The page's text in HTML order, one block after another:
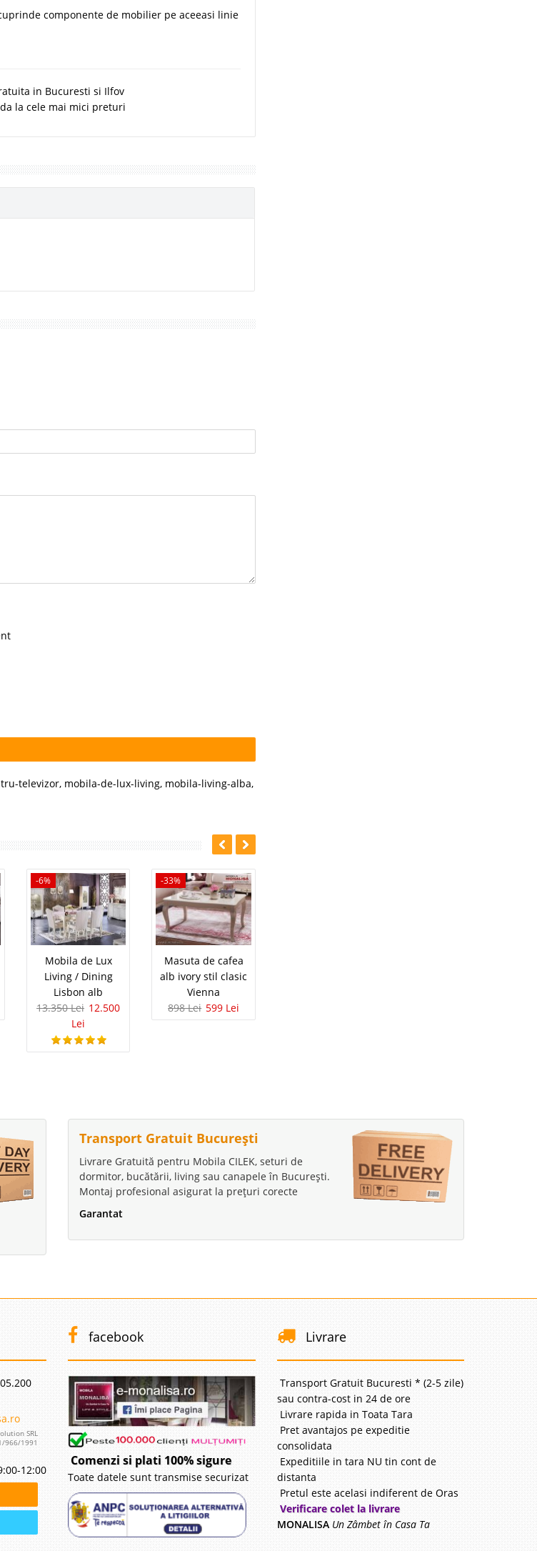
componente de mobilier pe aceeasi linie
in Bucuresti si Ilfov
la cele mai mici preturi
televizor, mobila-de-lux-living, mobila-living-alba,
-6%
Mobila de Lux
Living / Dining
Lisbon alb
13.350 Lei 12.500
Lei
-33%
Masuta de cafea
alb ivory stil clasic
Vienna
898 Lei 599 Lei
Transport Gratuit București
Livrare Gratuită pentru Mobila CILEK, seturi de
dormitor, bucătării, living sau canapele în București.
Montaj profesional asigurat la prețuri corecte
Garantat
SRL
966/1991
12:00
facebook
Comenzi si plati 100% sigure
Toate datele sunt transmise securizat
Livrare
Transport Gratuit Bucuresti * (2-5 zile)
sau contra-cost in 24 de ore
Livrare rapida in Toata Tara
Pret avantajos pe expeditie
consolidata
Expeditiile in tara NU tin cont de
distanta
Pretul este acelasi indiferent de Oras
Verificare colet la livrare
MONALISA Un Zâmbet în Casa Ta